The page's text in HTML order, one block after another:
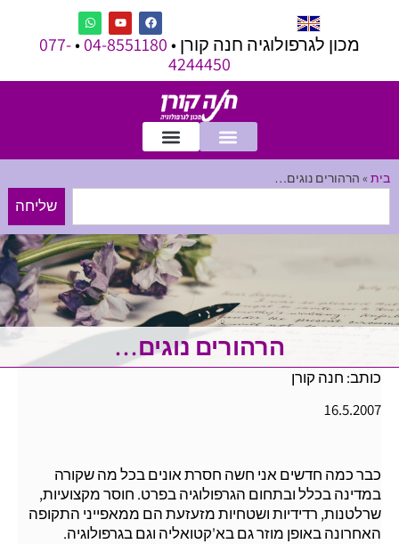
מכון לגרפולוגיה חנה קורן •04-8551180
•
077-
4244450
בית » הרהורים נוגים…
שליחה
הרהורים נוגים…
כותב: חנה קורן
16.5.2007
כבר כמה חדשים אני חשה חסרת אונים בכל מה שקורה
במדינה בכלל ובתחום הגרפולוגיה בפרט. חוסר מקצועיות,
שרלטנות, רדידיות ושטחיות מזעזעת הם ממאפייני התקופה
האחרונה באופן מוזר גם בא'קטואליה וגם בגרפולוגיה.